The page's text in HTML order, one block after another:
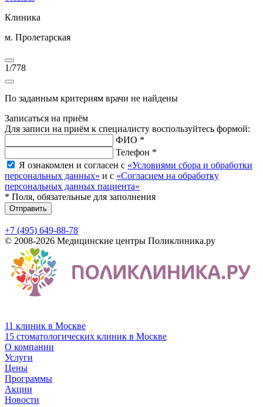
Клиника
м. Пролетарская
1/778
По заданным критериям врачи не найдены
Записаться на приём
Для записи на приём к специалисту воспользуйтесь формой:
ФИО *
Телефон *
Я ознакомлен и согласен с «Условиями сбора и обработки
персональных данных» и с «Согласием на обработку
персональных данных пациента»
* Поля, обязательные для заполнения
Отправить
+7 (495) 649-88-78
© 2008-2026 Медицинские центры Поликлиника.ру
11 клиник в Москве
15 стоматологических клиник в Москве
О компании
Услуги
Цены
Программы
Акции
Новости